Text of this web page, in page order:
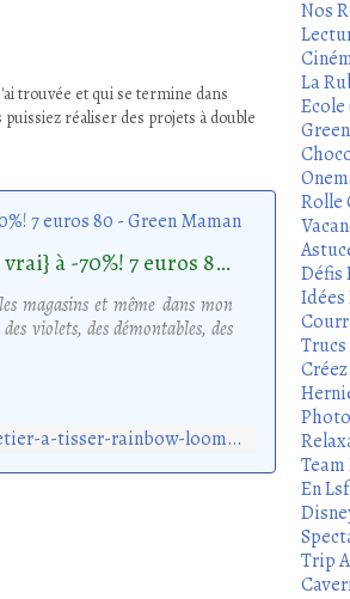
trouvée et qui se termine dans
réaliser des projets à double
Vente flash métier à tisser rainbow loom {le vrai} à -70%! 7 euros 80 - Green Maman
magasins et même dans mon
violets, des démontables, des
http://www.greenmaman.com/2014/07/vente-flash-metier-a-tisser-rainbow-loom-le-vrai-7-e-80-pas-cher-html
Nos
La
Ecole
Rolle
Défis
Idées
Trucs
Team
En
Trip